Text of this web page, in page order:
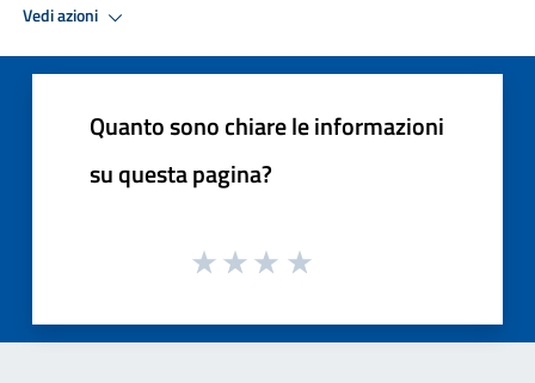
Vedi azioni
Quanto sono chiare le informazioni
su questa pagina?